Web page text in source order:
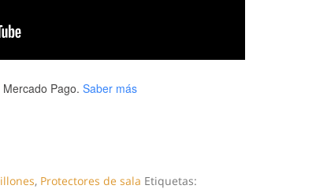
Mercado Pago. Saber más
, Protectores de sala Etiquetas: